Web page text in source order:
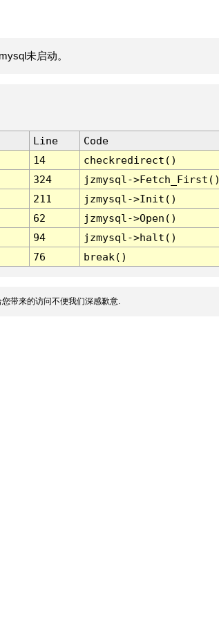
未启动。
Line
Code
14
checkredirect()
324
jzmysql-
211
jzmysql->Init()
62
jzmysql->Open()
94
jzmysql->halt()
76 break()
带来的访问不便我们深感歉意.